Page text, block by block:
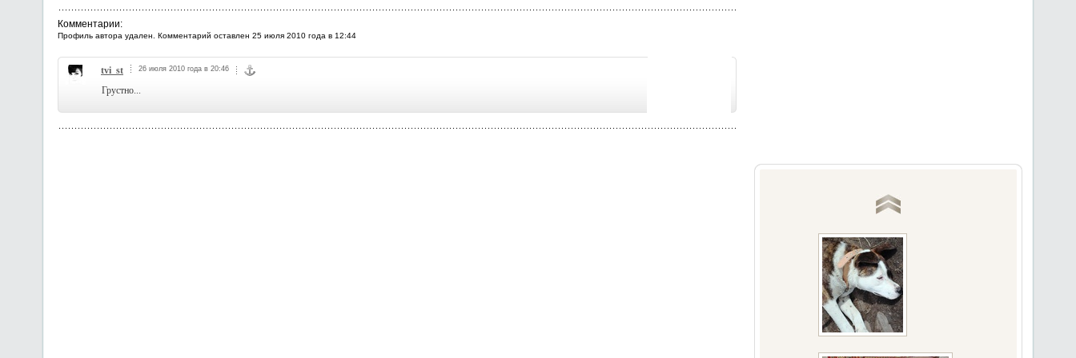
Комментарии:
Профиль автора удален. Комментарий оставлен 25 июля 2010 года в 12:44
tvi_st 26 июля 2010 года в 20:46
Грустно...